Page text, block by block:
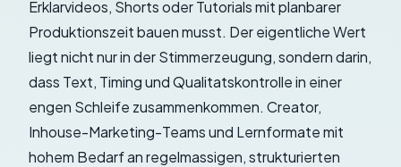
Erklarvideos, Shorts oder Tutorials mit planbarer
Produktionszeit bauen musst. Der eigentliche Wert
liegt nicht nur in der Stimmerzeugung, sondern darin,
dass Text, Timing und Qualitatskontrolle in einer
engen Schleife zusammenkommen. Creator,
Inhouse-Marketing-Teams und Lernformate mit
hohem Bedarf an regelmassigen, strukturierten